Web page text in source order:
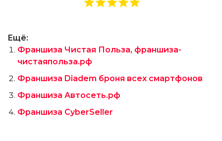
Ещё:
Франшиза Чистая Польза, франшиза-
чистаяпольза.рф
Франшиза Diadem броня всех смартфонов
Франшиза Автосеть.рф
Франшиза CyberSeller